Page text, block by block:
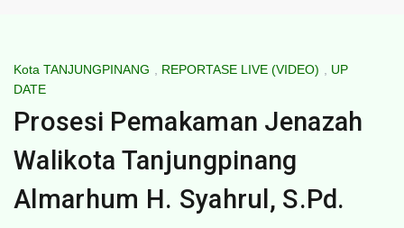
Kota TANJUNGPINANG , REPORTASE LIVE (VIDEO) , UP
DATE
Prosesi Pemakaman Jenazah
Walikota Tanjungpinang
Almarhum H. Syahrul, S.Pd.